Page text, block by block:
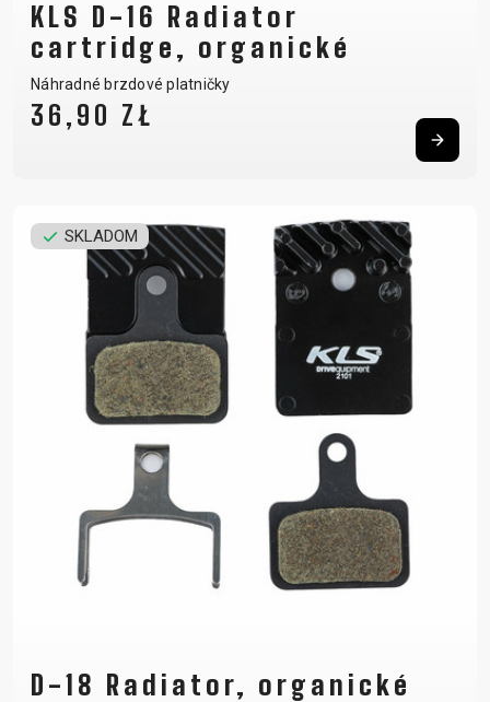
KLS D-16 Radiator
cartridge, organické
Náhradné brzdové platničky
36,90 ZŁ
SKLADOM
D-18 Radiator, organické